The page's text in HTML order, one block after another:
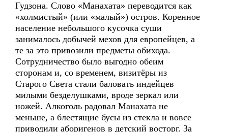
Гудзона. Слово «Манахата» переводится как
«холмистый» (или «малый») остров. Коренное
население небольшого кусочка суши
занималось добычей мехов для европейцев, а
те за это привозили предметы обихода.
Сотрудничество было выгодно обеим
сторонам и, со временем, визитёры из
Старого Света стали баловать индейцев
милыми безделушками, вроде зеркал или
ножей. Алкоголь радовал Манахата не
меньше, а блестящие бусы из стекла и вовсе
приводили аборигенов в детский восторг. За